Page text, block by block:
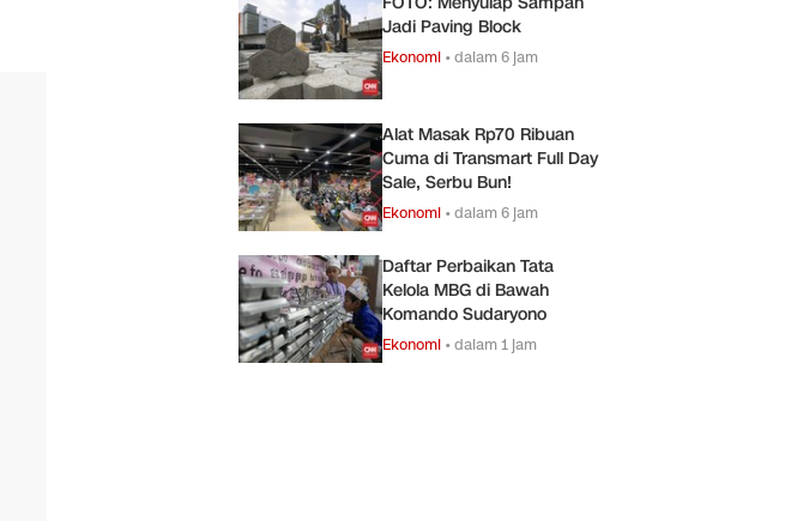
Jadi Paving Block
Ekonomi •dalam 6 jam
Alat Masak Rp70 Ribuan
Cuma di Transmart Full Day
Sale, Serbu Bun!
Ekonomi •dalam 6 jam
Daftar Perbaikan Tata
Kelola MBG di Bawah
Komando Sudaryono
Ekonomi •dalam 1 jam